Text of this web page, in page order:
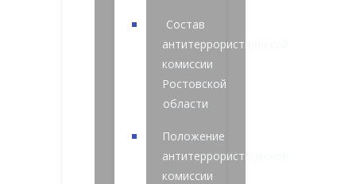
Состав
антитеррористической
комиссии
Ростовской
области
Положение
антитеррористической
комиссии